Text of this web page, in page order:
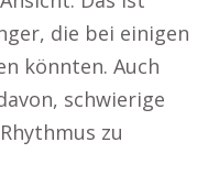
die bei einigen
könnten. Auch
schwierige
zu